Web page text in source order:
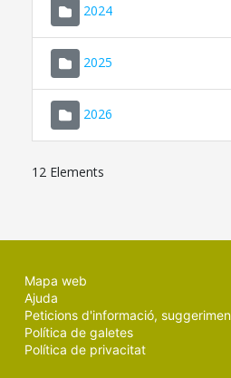
2024
2025
2026
12 Elements
Mapa web
Ajuda
Peticions d'informació,
Política de galetes
Política de privacitat